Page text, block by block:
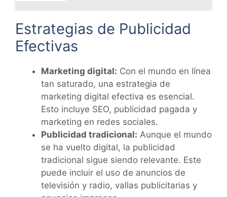
Estrategias de Publicidad
Efectivas
Marketing digital: Con el mundo en línea
tan saturado, una estrategia de
marketing digital efectiva es esencial.
Esto incluye SEO, publicidad pagada y
marketing en redes sociales.
Publicidad tradicional: Aunque el mundo
se ha vuelto digital, la publicidad
tradicional sigue siendo relevante. Este
puede incluir el uso de anuncios de
televisión y radio, vallas publicitarias y